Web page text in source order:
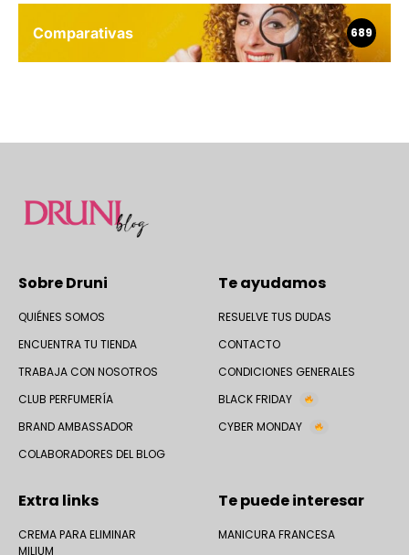
Comparativas 689
Sobre Druni
QUIÉNES SOMOS
ENCUENTRA TU TIENDA
TRABAJA CON NOSOTROS
CLUB PERFUMERÍA
BRAND AMBASSADOR
COLABORADORES DEL BLOG
Te ayudamos
RESUELVE TUS DUDAS
CONTACTO
CONDICIONES GENERALES
BLACK FRIDAY
CYBER MONDAY
Extra links
CREMA PARA ELIMINAR
MILIUM
Te puede interesar
MANICURA FRANCESA